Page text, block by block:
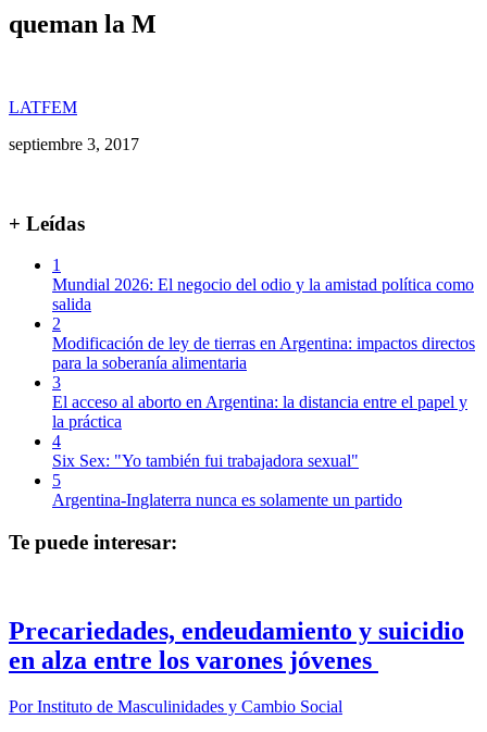
queman la M
LATFEM
septiembre 3, 2017
+ Leídas
1
Mundial 2026: El negocio del odio y la amistad política como
salida
2
Modificación de ley de tierras en Argentina: impactos directos
para la soberanía alimentaria
3
El acceso al aborto en Argentina: la distancia entre el papel y
la práctica
4
Six Sex: "Yo también fui trabajadora sexual"
5
Argentina-Inglaterra nunca es solamente un partido
Te puede interesar:
Precariedades, endeudamiento y suicidio
en alza entre los varones jóvenes
PorInstituto de Masculinidades y Cambio Social